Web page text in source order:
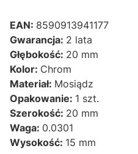
EAN: 8590913941177
Gwarancja: 2 lata
Głębokość: 20 mm
Kolor: Chrom
Materiał: Mosiądz
Opakowanie: 1 szt.
Szerokość: 20 mm
Waga: 0.0301
Wysokość: 15 mm